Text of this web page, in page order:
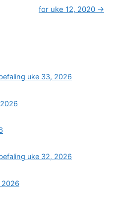
for uke 12, 2020 →
uke 33, 2026
uke 32, 2026
2026